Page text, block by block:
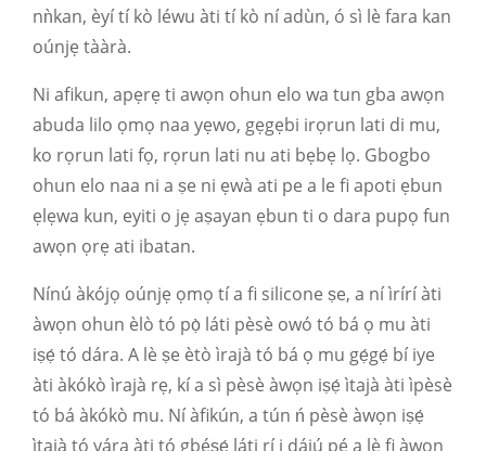
nǹkan, èyí tí kò léwu àti tí kò ní adùn, ó sì lè fara kan
oúnjẹ tààrà.
Ni afikun, apẹrẹ ti awọn ohun elo wa tun gba awọn
abuda lilo ọmọ naa yẹwo, gẹgẹbi irọrun lati di mu,
ko rọrun lati fọ, rọrun lati nu ati bẹbẹ lọ. Gbogbo
ohun elo naa ni a ṣe ni ẹwà ati pe a le fi apoti ẹbun
ẹlẹwa kun, eyiti o jẹ aṣayan ẹbun ti o dara pupọ fun
awọn ọrẹ ati ibatan.
Nínú àkójọ oúnjẹ ọmọ tí a fi silicone ṣe, a ní ìrírí àti
àwọn ohun èlò tó pọ̀ láti pèsè owó tó bá ọ mu àti
iṣẹ́ tó dára. A lè ṣe ètò ìrajà tó bá ọ mu gẹ́gẹ́ bí iye
àti àkókò ìrajà rẹ, kí a sì pèsè àwọn iṣẹ́ ìtajà àti ìpèsè
tó bá àkókò mu. Ní àfikún, a tún ń pèsè àwọn iṣẹ́
ìtajà tó yára àti tó gbéṣẹ́ láti rí i dájú pé a lè fi àwọn